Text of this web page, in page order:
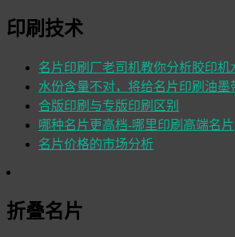
印刷技术
名片印刷厂老司机教你分析胶印机
水份含量不对，将给名片印刷油墨
合版印刷与专版印刷区别
哪种名片更高档-哪里印刷高端名片
名片价格的市场分析
折叠名片